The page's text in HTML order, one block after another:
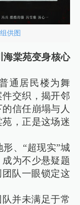
供图
海棠苑变身核心
通居民楼为舞
交织，揭开邻
信任崩塌与人
，正是这场迷
、“超现实”城
为不少悬疑题
队一眼锁定这
并未满足于常